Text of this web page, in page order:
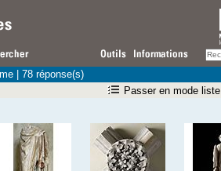
| 78 réponse(s)
Passer en mode liste